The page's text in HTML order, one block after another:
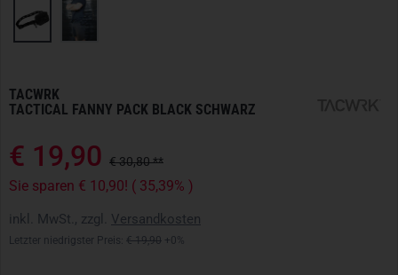
TACWRK
TACTICAL FANNY PACK BLACK SCHWARZ
€ 19,90 € 30,80 **
Sie sparen € 10,90! ( 35,39% )
inkl. MwSt., zzgl. Versandkosten
Letzter niedrigster Preis: € 19,90 +0%